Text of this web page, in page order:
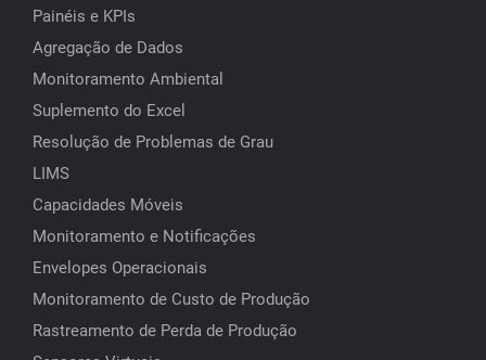
Painéis e KPIs
Agregação de Dados
Monitoramento Ambiental
Suplemento do Excel
Resolução de Problemas de Grau
LIMS
Capacidades Móveis
Monitoramento e Notificações
Envelopes Operacionais
Monitoramento de Custo de Produção
Rastreamento de Perda de Produção